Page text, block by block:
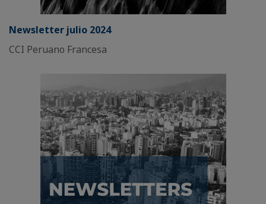
Newsletter julio 2024
CCI Peruano Francesa